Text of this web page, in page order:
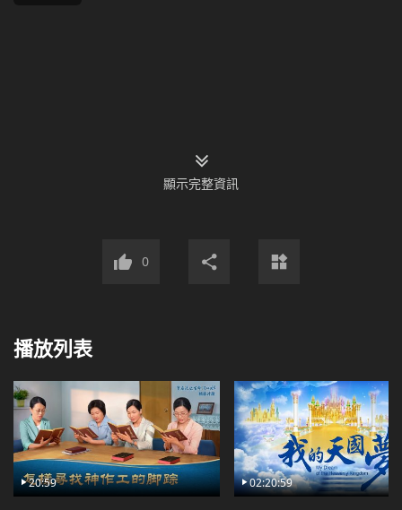
顯示完整資訊
0
播放列表
20:59 02:20:59